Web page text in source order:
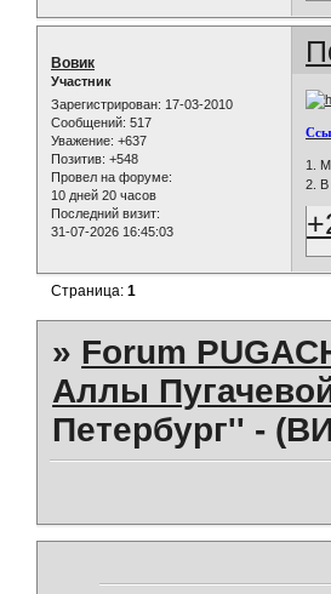
Вовик
Участник
Зарегистрирован: 17-03-2010
Сообщений: 517
Уважение: +637
Позитив: +548
Провел на форуме:
10 дней 20 часов
Последний визит:
31-07-2026 16:45:03
1.
2. В
Страница:1
» Forum
Аллы
Петербург'' -